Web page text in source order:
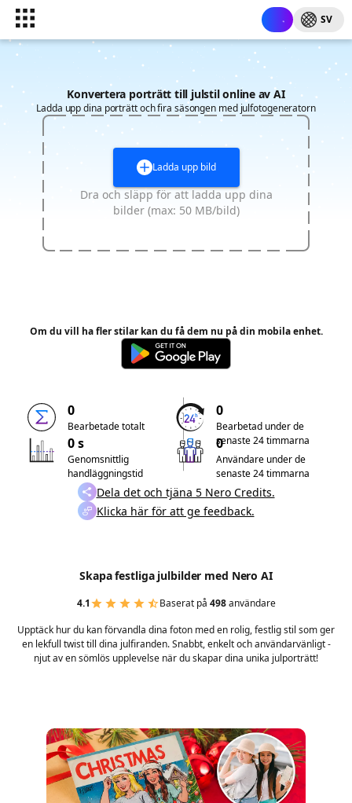
SV
Konvertera porträtt till julstil online av AI
Ladda upp dina porträtt och fira säsongen med julfotogeneratorn
Ladda upp bild
Dra och släpp för att ladda upp dina
bilder (max: 50 MB/bild)
Om du vill ha fler stilar kan du få dem nu på din mobila enhet.
0
Bearbetade totalt
0
Bearbetad under de
senaste 24 timmarna
0 s
Genomsnittlig
handläggningstid
0
Användare under de
senaste 24 timmarna
Dela det och tjäna 5 Nero Credits.
Klicka här för att ge feedback.
Skapa festliga julbilder med Nero AI
4.1 Baserat på 498användare
Upptäck hur du kan förvandla dina foton med en rolig, festlig stil som ger
en lekfull twist till dina julfiranden. Snabbt, enkelt och användarvänligt -
njut av en sömlös upplevelse när du skapar dina unika julporträtt!